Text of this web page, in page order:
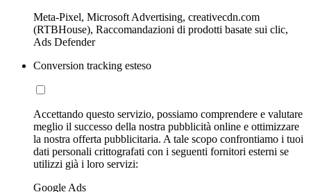
Meta-Pixel, Microsoft Advertising, creativecdn.com
(RTBHouse), Raccomandazioni di prodotti basate sui clic,
Ads Defender
Conversion tracking esteso
Accettando questo servizio, possiamo comprendere e valutare
meglio il successo della nostra pubblicità online e ottimizzare
la nostra offerta pubblicitaria. A tale scopo confrontiamo i tuoi
dati personali crittografati con i seguenti fornitori esterni se
utilizzi già i loro servizi:
Google Ads